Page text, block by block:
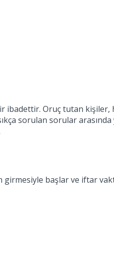
ibadettir. Oruç tutan kişiler,
sorulan sorular arasında
başlar ve iftar